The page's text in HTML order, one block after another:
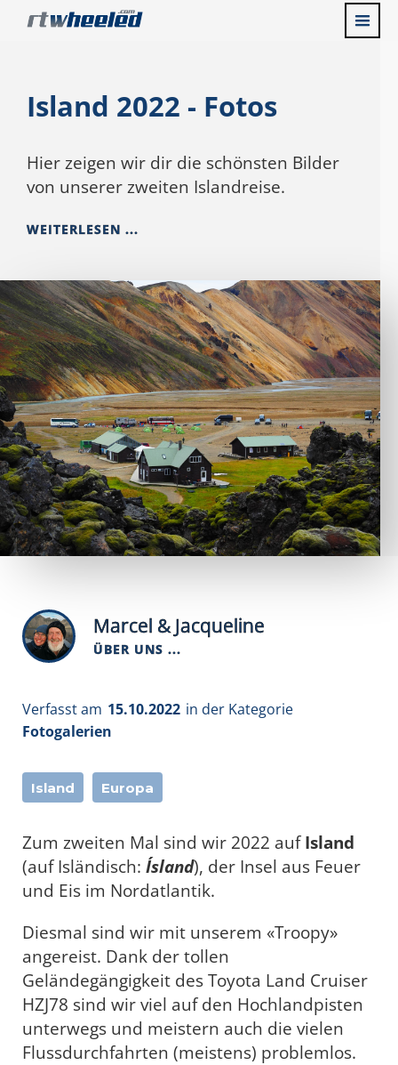
Island 2022 - Fotos
Hier zeigen wir dir die schönsten Bilder
von unserer zweiten Islandreise.
WEITERLESEN ...
Marcel & Jacqueline
ÜBER UNS ...
Verfasst am 15.10.2022 in der Kategorie
Fotogalerien
Island Europa
Zum zweiten Mal sind wir 2022 aufIsland
(auf Isländisch: Ísland), der Insel aus Feuer
und Eis im Nordatlantik.
Diesmal sind wir mit unserem «Troopy»
angereist. Dank der tollen
Geländegängigkeit des Toyota Land Cruiser
HZJ78 sind wir viel auf den Hochlandpisten
unterwegs und meistern auch die vielen
Flussdurchfahrten (meistens) problemlos.